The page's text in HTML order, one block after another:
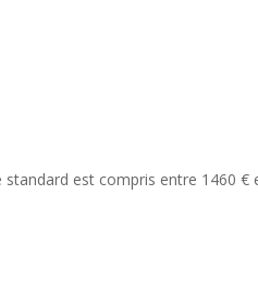
est compris entre 1460